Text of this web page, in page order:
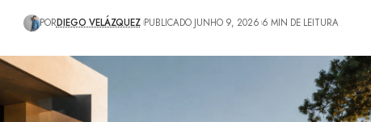
PORDIEGO VELÁZQUEZ PUBLICADO JUNHO 9, 2026 6 MIN DE LEITURA